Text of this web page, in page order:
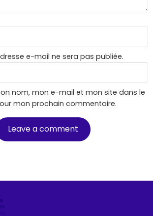
e-mail ne sera pas publiée.
nom, mon e-mail et mon site dans le
mon prochain commentaire.